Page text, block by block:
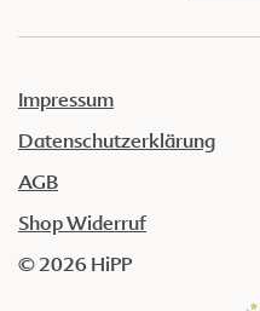
Impressum
Datenschutzerklärung
AGB
Shop Widerruf
© 2026 HiPP